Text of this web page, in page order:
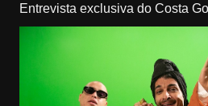
Entrevista exclusiva do Costa